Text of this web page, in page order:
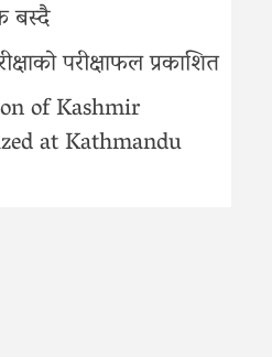
बस्दै
परीक्षाफल प्रकाशित
of Kashmir
at Kathmandu